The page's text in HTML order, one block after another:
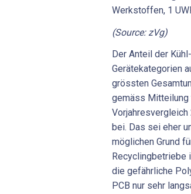
(Source: zVg)
Der Anteil der
Gerätekategorien
grössten
gemäss Mitteilung
bei. Das sei eher
möglichen Grund
Recyclingbetriebe
die gefährliche
PCB nur sehr